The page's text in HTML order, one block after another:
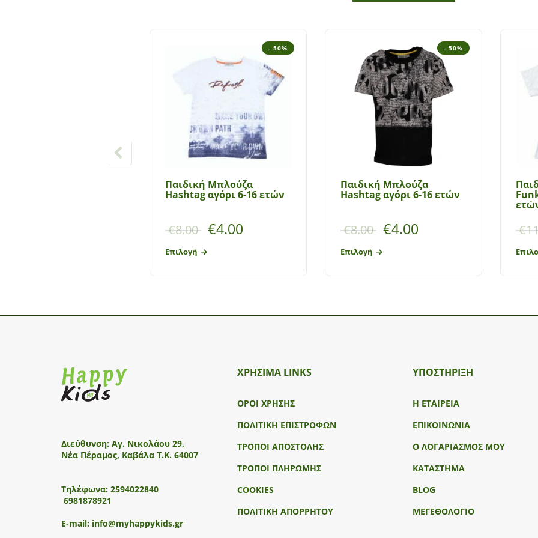
- 50%
Παιδική Μπλούζα
Hashtag αγόρι 6-16 ετών
€8.00 €4.00
Επιλογή
- 50%
Παιδική Μπλούζα
Hashtag αγόρι 6-16 ετών
€8.00 €4.00
Επιλογή
€
Διεύθυνση: Αγ. Νικολάου 29,
Νέα Πέραμος, Καβάλα Τ.Κ. 64007
Τηλέφωνα: 2594022840
6981878921
E-mail: info@myhappykids.gr
ΧΡΗΣΙΜΑ LINKS
ΟΡΟΙ ΧΡΗΣΗΣ
ΠΟΛΙΤΙΚΗ ΕΠΙΣΤΡΟΦΩΝ
ΤΡΟΠΟΙ ΑΠΟΣΤΟΛΗΣ
ΤΡΟΠΟΙ ΠΛΗΡΩΜΗΣ
COOKIES
ΠΟΛΙΤΙΚΗ ΑΠΟΡΡΗΤΟΥ
ΥΠΟΣΤΉΡΙΞΗ
Η ΕΤΑΙΡΕΙΑ
ΕΠΙΚΟΙΝΩΝΙΑ
Ο ΛΟΓΑΡΙΑΣΜΟΣ ΜΟΥ
ΚΑΤΑΣΤΗΜΑ
BLOG
ΜΕΓΕΘΟΛΟΓΙΟ